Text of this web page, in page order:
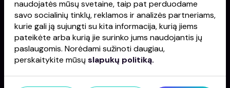
SUŽINOTI DAUGIAU
naudojatės mūsų svetaine, taip pat perduodame
savo socialinių tinklų, reklamos ir analizės partneriams,
kurie gali ją sujungti su kita informacija, kurią jiems
pateikėte arba kurią jie surinko jums naudojantis jų
paslaugomis. Norėdami sužinoti daugiau,
perskaitykite mūsų slapukų politiką.